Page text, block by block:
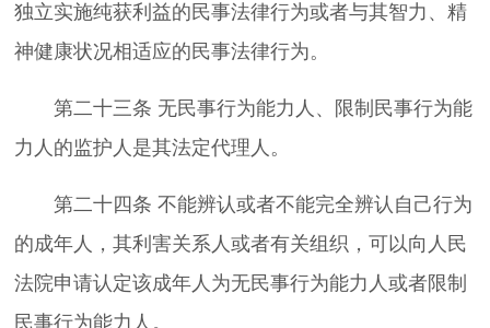
独立实施纯获利益的民事法律行为或者与其智力、精
神健康状况相适应的民事法律行为。
第二十三条 无民事行为能力人、限制民事行为能
力人的监护人是其法定代理人。
第二十四条 不能辨认或者不能完全辨认自己行为
的成年人，其利害关系人或者有关组织，可以向人民
法院申请认定该成年人为无民事行为能力人或者限制
民事行为能力人。